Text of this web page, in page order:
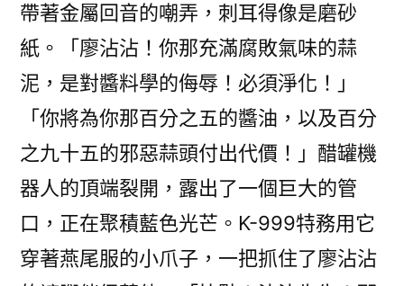
帶著金屬回音的嘲弄，刺耳得像是磨砂
紙。「廖沾沾！你那充滿腐敗氣味的蒜
泥，是對醬料學的侮辱！必須淨化！」
「你將為你那百分之五的醬油，以及百分
之九十五的邪惡蒜頭付出代價！」醋罐機
器人的頂端裂開，露出了一個巨大的管
口，正在聚積藍色光芒。K-999特務用它
穿著燕尾服的小爪子，一把抓住了廖沾沾